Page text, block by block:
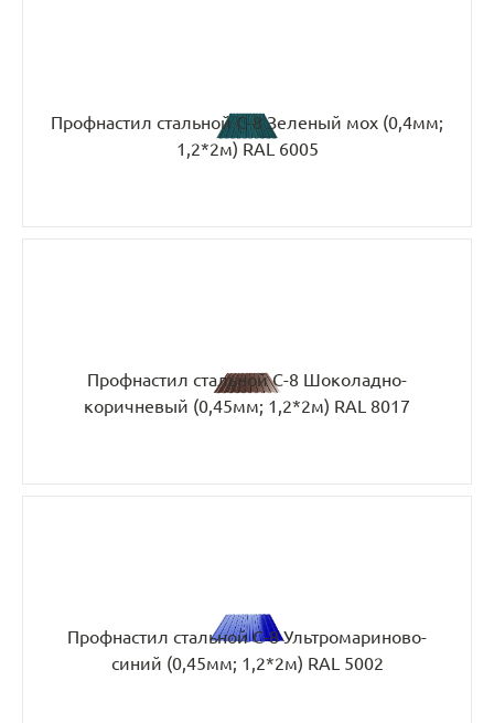
Профнастил стальной С-8 Зеленый мох (0,4мм;
1,2*2м) RAL 6005
Профнастил стальной С-8 Шоколадно-
коричневый (0,45мм; 1,2*2м) RAL 8017
Профнастил стальной С-8 Ультромариново-
синий (0,45мм; 1,2*2м) RAL 5002